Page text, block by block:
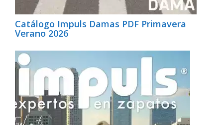
Catálogo Impuls Damas PDF Primavera
Verano 2026